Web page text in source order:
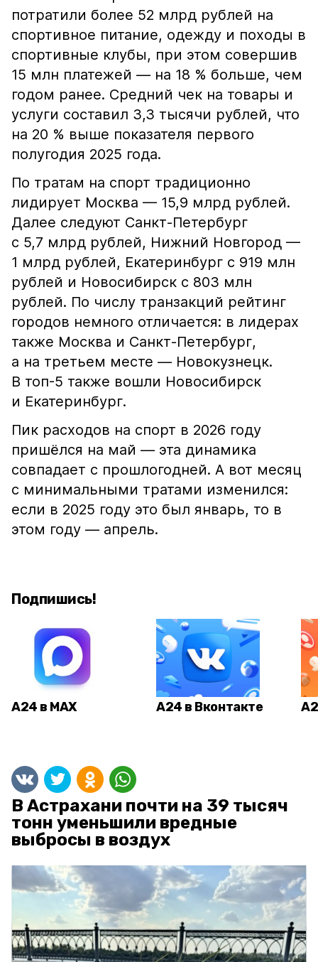
потратили более 52 млрд рублей на
спортивное питание, одежду и походы в
спортивные клубы, при этом совершив
15 млн платежей — на 18 % больше, чем
годом ранее. Средний чек на товары и
услуги составил 3,3 тысячи рублей, что
на 20 % выше показателя первого
полугодия 2025 года.
По тратам на спорт традиционно
лидирует Москва — 15,9 млрд рублей.
Далее следуют Санкт-Петербург
с 5,7 млрд рублей, Нижний Новгород —
1 млрд рублей, Екатеринбург с 919 млн
рублей и Новосибирск с 803 млн
рублей. По числу транзакций рейтинг
городов немного отличается: в лидерах
также Москва и Санкт-Петербург,
а на третьем месте — Новокузнецк.
В топ-5 также вошли Новосибирск
и Екатеринбург.
Пик расходов на спорт в 2026 году
пришёлся на май — эта динамика
совпадает с прошлогодней. А вот месяц
с минимальными тратами изменился:
если в 2025 году это был январь, то в
этом году — апрель.
Подпишись!
А24 в MAX А24 в Вконтакте
В Астрахани почти на 39 тысяч
тонн уменьшили вредные
выбросы в воздух